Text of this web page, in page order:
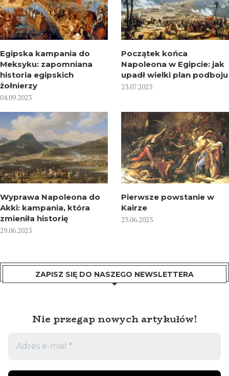
Egipska kampania do
Meksyku: zapomniana
historia egipskich
żołnierzy
04.09.2023
Początek końca
Napoleona w Egipcie: jak
upadł wielki plan podboju
23.07.2023
Wyprawa Napoleona do
Akki: kampania, która
zmieniła historię
29.06.2023
Pierwsze powstanie w
Kairze
23.06.2023
ZAPISZ SIĘ DO NASZEGO NEWSLETTERA
Nie przegap nowych artykułów!